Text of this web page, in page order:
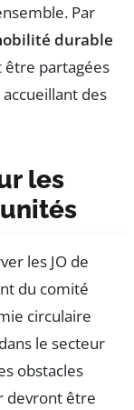
Par
durable
être partagées
des
les
les JO de
du comité
circulaire
le secteur
obstacles
devront être